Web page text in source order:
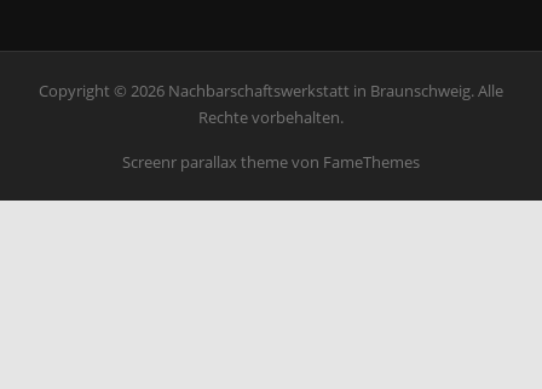
Copyright © 2026 Nachbarschaftswerkstatt in Braunschweig. Alle
Rechte vorbehalten.
Screenr parallax themevon FameThemes